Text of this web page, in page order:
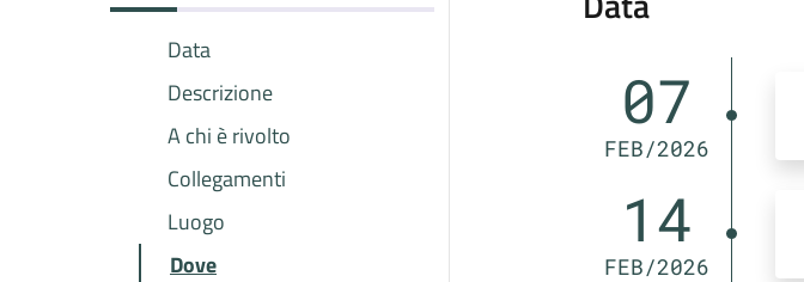
Data
Descrizione
A chi è rivolto
Collegamenti
Luogo
Dove
07
FEB/2026
14
FEB/2026